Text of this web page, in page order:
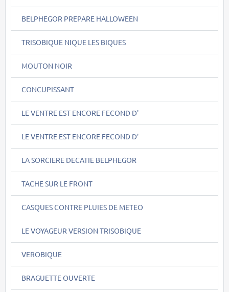
BELPHEGOR PREPARE HALLOWEEN
TRISOBIQUE NIQUE LES BIQUES
MOUTON NOIR
CONCUPISSANT
LE VENTRE EST ENCORE FECOND D'
LE VENTRE EST ENCORE FECOND D'
LA SORCIERE DECATIE BELPHEGOR
TACHE SUR LE FRONT
CASQUES CONTRE PLUIES DE METEO
LE VOYAGEUR VERSION TRISOBIQUE
VEROBIQUE
BRAGUETTE OUVERTE